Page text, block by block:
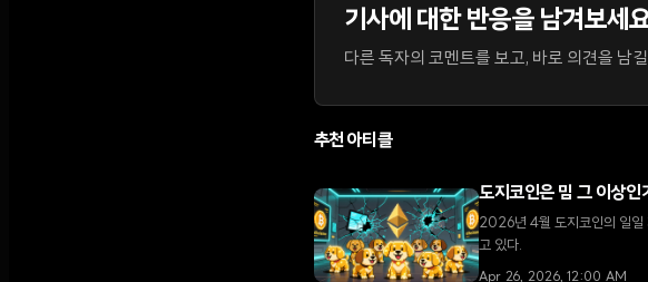
기사에 대한 반응을 남겨보세
다른 독자의 코멘트를 보고, 바로 의견을 남
추천 아티클
도지코인은 밈 그 이상인
2026년 4월 도지코인의 일일
고 있다.
Apr 26, 2026, 12:00 AM